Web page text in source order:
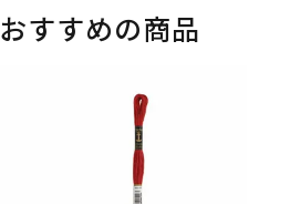
すすめの商品